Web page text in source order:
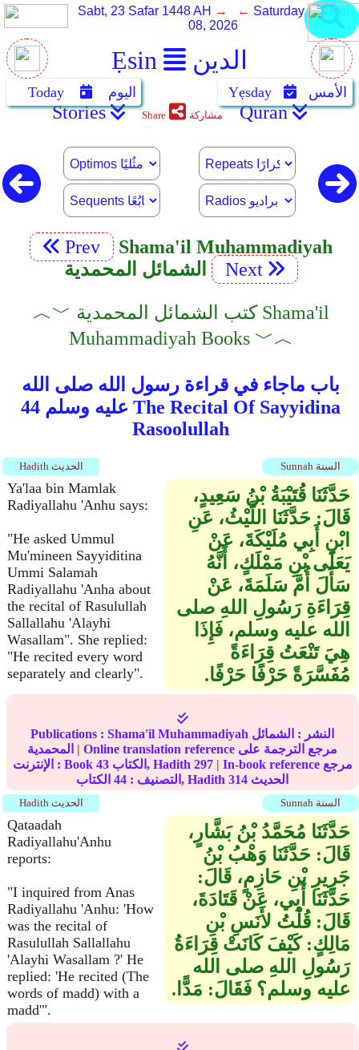
Ẹsin الدين
Sabt, 23 Safar 1448 AH → ← Saturday, August
08, 2026
Today اليوم Yẹsday الأمس
Stories Share مشاركة Quran
Prev
Shama'il Muhammadiyah
الشمائل المحمدية
Next
︿﹀ كتب الشمائل المحمدية Shama'il
Muhammadiyah Books ﹀︿
باب ماجاء في قراءة رسول الله صلى الله
عليه وسلم 44 The Recital Of Sayyidina
Rasoolullah
Sunnah السنة Hadith الحديث
Ya'laa bin Mamlak
Radiyallahu 'Anhu says:
"He asked Ummul
Mu'mineen Sayyiditina
Ummi Salamah
Radiyallahu 'Anha about
the recital of Rasulullah
Sallallahu 'Alayhi
Wasallam". She replied:
"He recited every word
separately and clearly".
حَدَّثَنَا قُتَيْبَةُ بْنُ سَعِيدٍ،
قَالَ‏:‏ حَدَّثَنَا اللَّيْثُ، عَنِ
ابْنِ أَبِي مُلَيْكَةَ، عَنْ
يَعَلَى بْنِ مَمْلَكٍ، أَنَّهُ
سَأَلَ أُمَّ سَلَمَةَ، عَنْ
قِرَاءَةِ رَسُولِ اللهِ صلى
الله عليه وسلم، فَإِذَا
هِيَ تَنْعَتُ قِرَاءَةً
مُفَسَّرَةً حَرْفًا حَرْفًا‏.‏
Publications : Shama'il Muhammadiyah النشر : الشمائل
المحمدية | Online translation reference مرجع الترجمة على
الإنترنت : Book 43 الكتاب, Hadith 297 | In-book reference مرجع
التصنيف : 44 الكتاب, Hadith 314 الحديث
Sunnah السنة Hadith الحديث
Qataadah
Radiyallahu'Anhu
reports:
"I inquired from Anas
Radiyallahu 'Anhu: 'How
was the recital of
Rasulullah Sallallahu
'Alayhi Wasallam ?' He
replied: 'He recited (The
words of madd) with a
madd'".
حَدَّثَنَا مُحَمَّدُ بْنُ بَشَّارٍ،
قَالَ‏:‏ حَدَّثَنَا وَهْبُ بْنُ
جَرِيرِ بْنِ حَازِمٍ، قَالَ‏:‏
حَدَّثَنَا أَبِي، عَنْ قَتَادَةَ،
قَالَ‏:‏ قُلْتُ لأَنَسِ بْنِ
مَالِكٍ‏:‏ كَيْفَ كَانَتْ قِرَاءَةُ
رَسُولِ اللهِ صلى الله
عليه وسلم‏؟‏ فَقَالَ‏:‏ مَدًّا‏.‏